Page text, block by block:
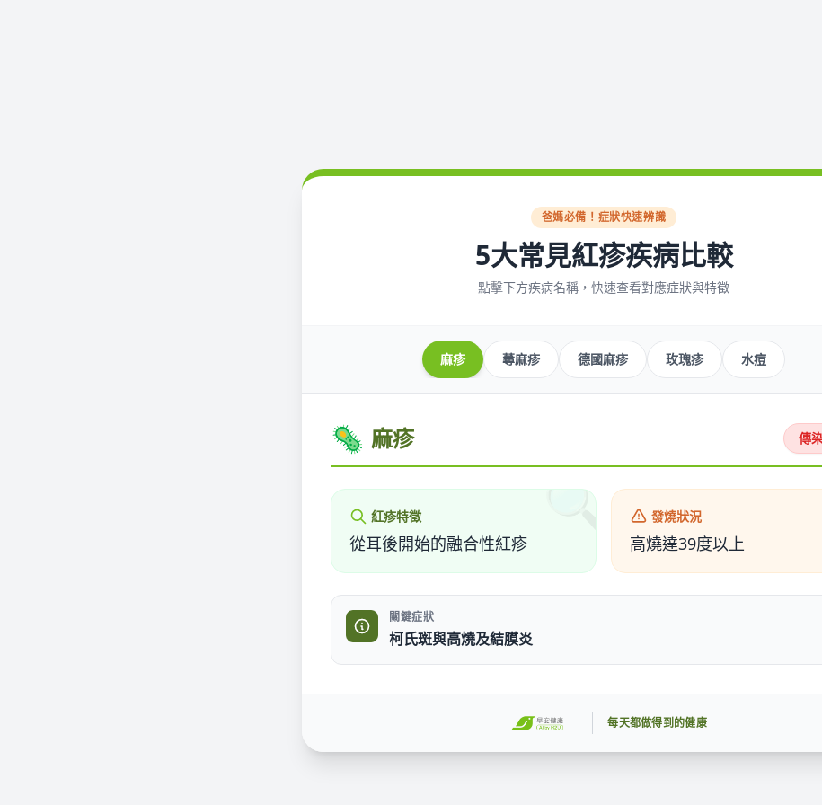
爸媽必備！症狀快速辨識
5大常見紅疹疾病比較
點擊下方疾病名稱，快速查看對應症狀與特徵
麻疹 蕁麻疹 德國麻疹 玫瑰疹 水痘
🦠 麻疹 傳
🔍
紅疹特徵
從耳後開始的融合性紅疹
發燒狀況
高燒達39度以上
關鍵症狀
柯氏斑與高燒及結膜炎
每天都做得到的健康